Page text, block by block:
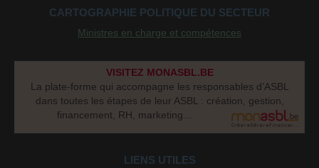
CARTOGRAPHIE POLITIQUE DU SECTEUR
Ministres en charge et compétences
VISITEZ MONASBL.BE
La plate-forme qui accompagne les responsables d’ASBL
dans toutes les étapes de leur ASBL : création, gestion,
financement, RH, marketing...
LIENS UTILES